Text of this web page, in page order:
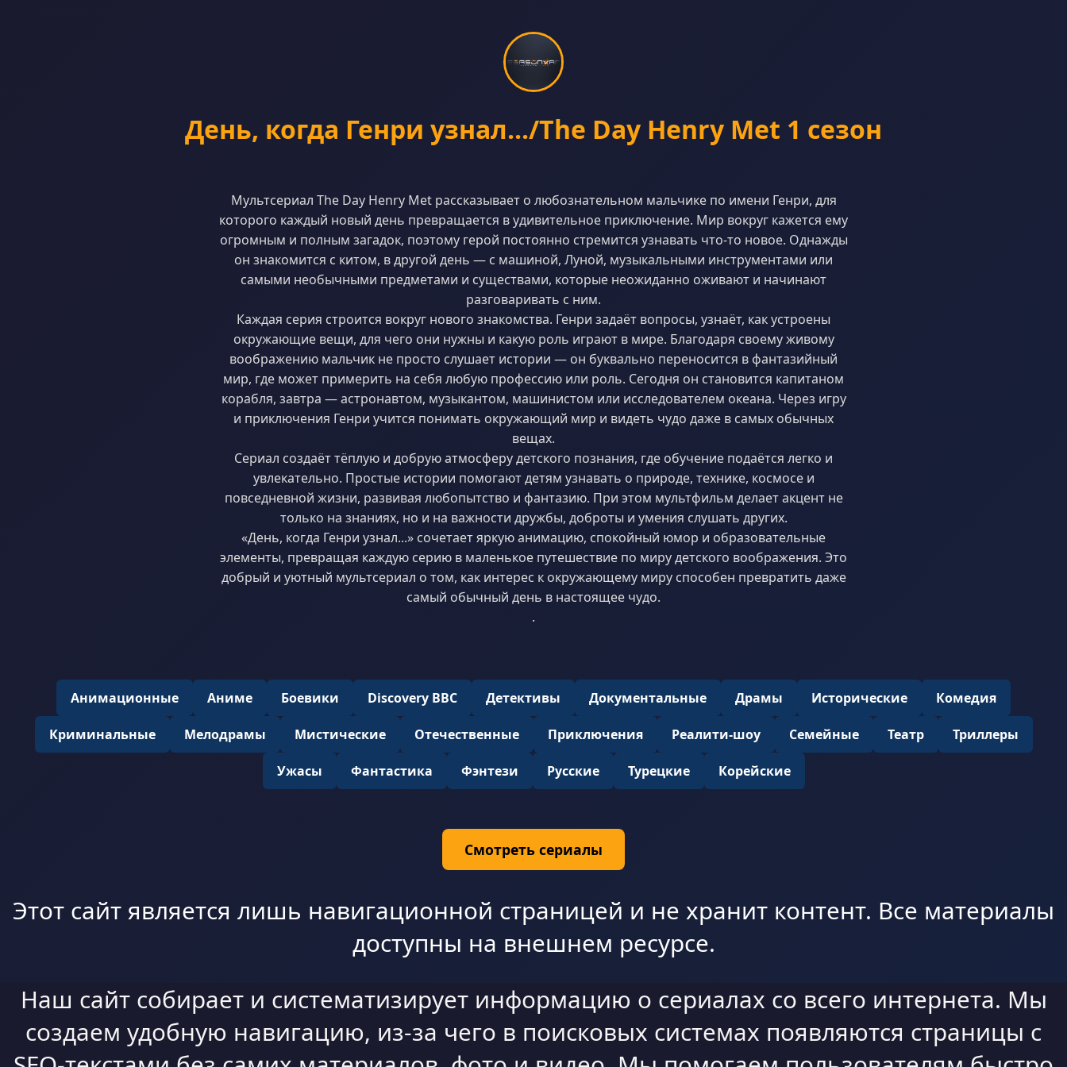
День, когда Генри узнал.../The Day Henry Met 1 сезон
Мультсериал The Day Henry Met рассказывает о любознательном мальчике по имени Генри, для
которого каждый новый день превращается в удивительное приключение. Мир вокруг кажется ему
огромным и полным загадок, поэтому герой постоянно стремится узнавать что-то новое. Однажды
он знакомится с китом, в другой день — с машиной, Луной, музыкальными инструментами или
самыми необычными предметами и существами, которые неожиданно оживают и начинают
разговаривать с ним.
Каждая серия строится вокруг нового знакомства. Генри задаёт вопросы, узнаёт, как устроены
окружающие вещи, для чего они нужны и какую роль играют в мире. Благодаря своему живому
воображению мальчик не просто слушает истории — он буквально переносится в фантазийный
мир, где может примерить на себя любую профессию или роль. Сегодня он становится капитаном
корабля, завтра — астронавтом, музыкантом, машинистом или исследователем океана. Через игру
и приключения Генри учится понимать окружающий мир и видеть чудо даже в самых обычных
вещах.
Сериал создаёт тёплую и добрую атмосферу детского познания, где обучение подаётся легко и
увлекательно. Простые истории помогают детям узнавать о природе, технике, космосе и
повседневной жизни, развивая любопытство и фантазию. При этом мультфильм делает акцент не
только на знаниях, но и на важности дружбы, доброты и умения слушать других.
«День, когда Генри узнал...» сочетает яркую анимацию, спокойный юмор и образовательные
элементы, превращая каждую серию в маленькое путешествие по миру детского воображения. Это
добрый и уютный мультсериал о том, как интерес к окружающему миру способен превратить даже
самый обычный день в настоящее чудо.
.
Анимационные Аниме Боевики Discovery BBC Детективы Документальные Драмы Исторические Комедия
Криминальные Мелодрамы Мистические Отечественные Приключения Реалити-шоу Семейные Театр Триллеры
Ужасы Фантастика Фэнтези Русские Турецкие Корейские
Смотреть сериалы
Этот сайт является лишь навигационной страницей и не хранит контент. Все материалы
доступны на внешнем ресурсе.
Наш сайт собирает и систематизирует информацию о сериалах со всего интернета. Мы
создаем удобную навигацию, из-за чего в поисковых системах появляются страницы с